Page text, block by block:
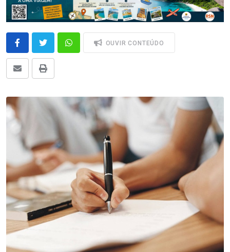
OUVIR CONTEÚDO